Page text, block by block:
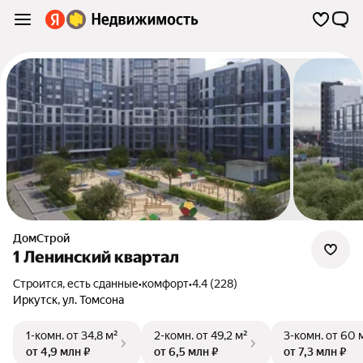
ДомСтрой
1 Ленинский квартал
Строится, есть сданные•комфорт•4.4 (228)
Иркутск,ул. Томсона
1-комн.от 34,8 м²
от 4,9 млн ₽
2-комн.от 49,2 м²
от 6,5 млн ₽
3-комн.от 60
от 7,3 млн ₽